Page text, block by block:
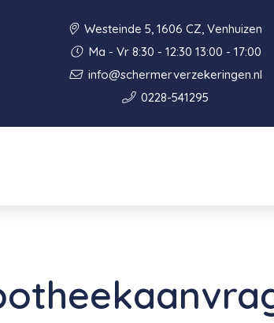
Westeinde 5, 1606 CZ, Venhuizen
Ma - Vr 8:30 - 12:30 13:00 - 17:00
info@schermerverzekeringen.nl
0228-541295